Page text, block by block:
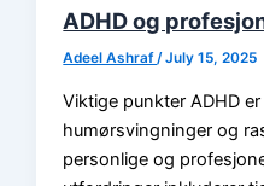
ADHD og
Adeel Ashraf/July 15, 2025
Viktige punkter ADHD
humørsvingninger og
personlige og